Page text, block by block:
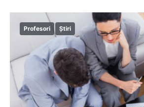
Profesori Știri